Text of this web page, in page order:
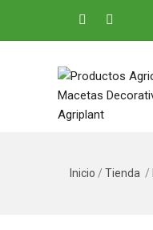
Inicio / Tienda /